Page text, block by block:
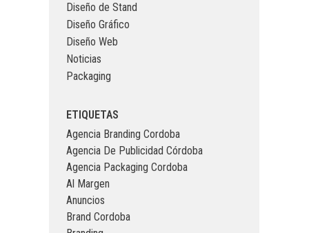
Diseño de Stand
Diseño Gráfico
Diseño Web
Noticias
Packaging
ETIQUETAS
Agencia Branding Cordoba
Agencia De Publicidad Córdoba
Agencia Packaging Cordoba
Al Margen
Anuncios
Brand Cordoba